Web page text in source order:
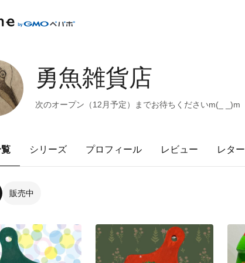
勇魚雑貨店
次のオープン（12月予定）までお待ちくださいm(_ _)m
シリーズ プロフィール レビュー レター
販売中